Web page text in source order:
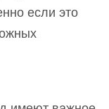
если это